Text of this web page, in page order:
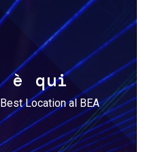
è qui
Location al BEA